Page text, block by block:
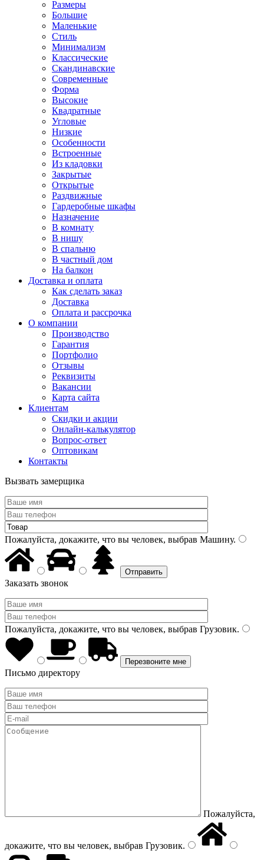
Размеры
Большие
Маленькие
Стиль
Минимализм
Классические
Скандинавские
Современные
Форма
Высокие
Квадратные
Угловые
Низкие
Особенности
Встроенные
Из кладовки
Закрытые
Открытые
Раздвижные
Гардеробные шкафы
Назначение
В комнату
В нишу
В спальню
В частный дом
На балкон
Доставка и оплата
Как сделать заказ
Доставка
Оплата и рассрочка
О компании
Производство
Гарантия
Портфолио
Отзывы
Реквизиты
Вакансии
Карта сайта
Клиентам
Скидки и акции
Онлайн-калькулятор
Вопрос-ответ
Оптовикам
Контакты
Вызвать замерщика
Пожалуйста, докажите, что вы человек, выбрав Машину.
Заказать звонок
Пожалуйста, докажите, что вы человек, выбрав Грузовик.
Письмо директору
Пожалуйста,
докажите, что вы человек, выбрав Грузовик.